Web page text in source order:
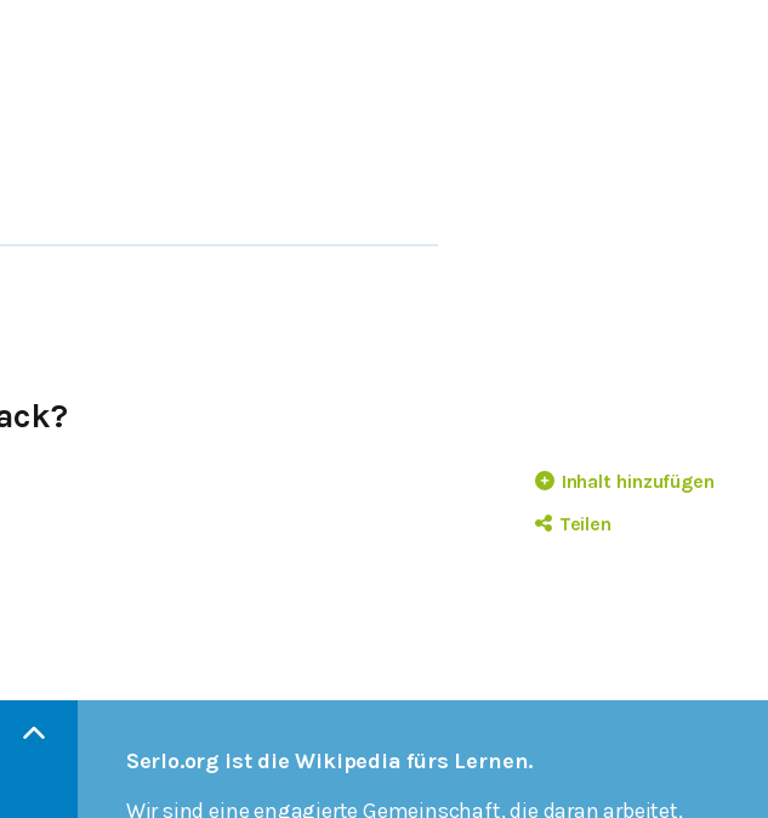
Inhalt hinzufügen
Teilen
Serlo.org ist die Wikipedia fürs Lernen.
Wir sind eine engagierte Gemeinschaft, die daran arbeitet,